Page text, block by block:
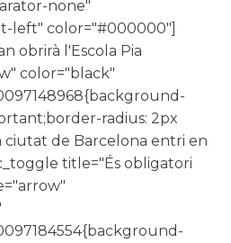
none"
left" color="#000000"]
obrirà l'Escola Pia
color="black"
radius: 2px
ciutat de Barcelona entri en
title="És obligatori